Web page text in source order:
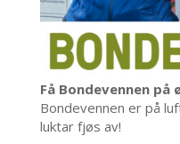
Få Bondevennen på
Bondevennen er på
luktar fjøs av!